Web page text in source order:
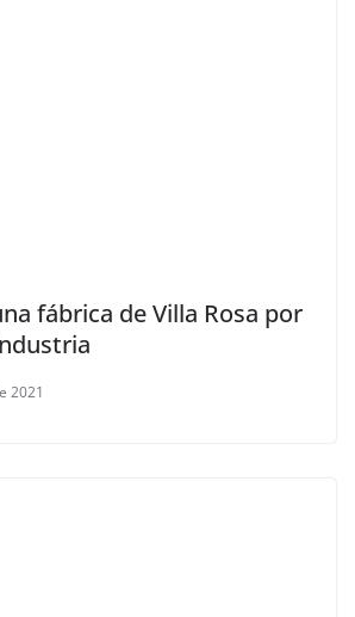
fábrica de Villa Rosa por
2021